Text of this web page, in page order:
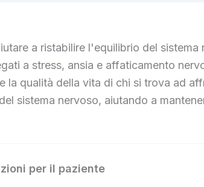
a ristabilire l'equilibrio del
a stress, ansia e affaticamento
qualità della vita di chi si trova ad
sistema nervoso, aiutando a
per il paziente